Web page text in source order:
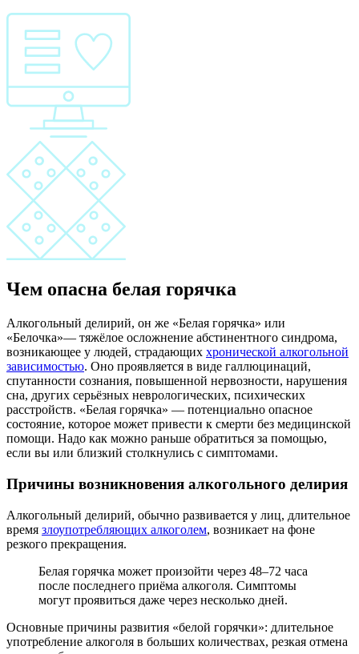
Чем опасна белая горячка
Алкогольный делирий, он же «Белая горячка» или
«Белочка»— тяжёлое осложнение абстинентного синдрома,
возникающее у людей, страдающих хронической алкогольной
зависимостью. Оно проявляется в виде галлюцинаций,
спутанности сознания, повышенной нервозности, нарушения
сна, других серьёзных неврологических, психических
расстройств. «Белая горячка» — потенциально опасное
состояние, которое может привести к смерти без медицинской
помощи. Надо как можно раньше обратиться за помощью,
если вы или близкий столкнулись с симптомами.
Причины возникновения алкогольного делирия
Алкогольный делирий, обычно развивается у лиц, длительное
время злоупотребляющих алкоголем, возникает на фоне
резкого прекращения.
Белая горячка может произойти через 48–72 часа
после последнего приёма алкоголя. Симптомы
могут проявиться даже через несколько дней.
Основные причины развития «белой горячки»: длительное
употребление алкоголя в больших количествах, резкая отмена